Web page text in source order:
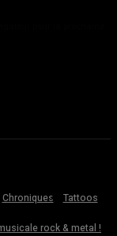
Chroniques
Tattoos
rock & metal !